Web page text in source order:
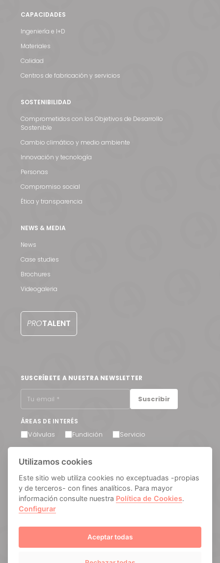
Noticias y medios
Contacto
CAPACIDADES
Ingeniería e I+D
Materiales
Calidad
Centros de fabricación y servicios
SOSTENIBILIDAD
Comprometidos con los Objetivos de Desarrollo
Sostenible
Cambio climático y medio ambiente
Innovación y tecnología
Personas
Compromiso social
Ética y transparencia
NEWS & MEDIA
News
Case studies
Brochures
Videogaleria
PROTALENT
SUSCRÍBETE A NUESTRA NEWSLETTER
Suscribir
ÁREAS DE INTERÉS
Válvulas Fundición Servicio
Puede cancelar su suscripción en cualquier momento a
nuestros correos electrónicos.
Manage cookiesSistema Interno de Información
Utilizamos cookies
Este sitio web utiliza cookies no exceptuadas -propias
y de terceros- con fines analíticos. Para mayor
información consulte nuestra Política de Cookies.
Configurar
Aceptar todas